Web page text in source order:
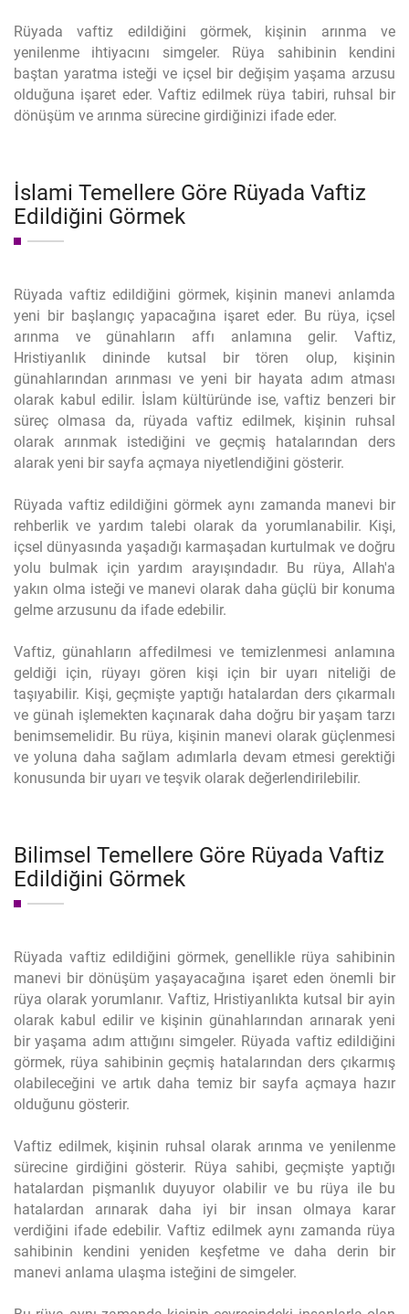
Rüyada vaftiz edildiğini görmek, kişinin arınma ve
yenilenme ihtiyacını simgeler. Rüya sahibinin kendini
baştan yaratma isteği ve içsel bir değişim yaşama arzusu
olduğuna işaret eder. Vaftiz edilmek rüya tabiri, ruhsal bir
dönüşüm ve arınma sürecine girdiğinizi ifade eder.
İslami Temellere Göre Rüyada Vaftiz
Edildiğini Görmek
Rüyada vaftiz edildiğini görmek, kişinin manevi anlamda
yeni bir başlangıç yapacağına işaret eder. Bu rüya, içsel
arınma ve günahların affı anlamına gelir. Vaftiz,
Hristiyanlık dininde kutsal bir tören olup, kişinin
günahlarından arınması ve yeni bir hayata adım atması
olarak kabul edilir. İslam kültüründe ise, vaftiz benzeri bir
süreç olmasa da, rüyada vaftiz edilmek, kişinin ruhsal
olarak arınmak istediğini ve geçmiş hatalarından ders
alarak yeni bir sayfa açmaya niyetlendiğini gösterir.
Rüyada vaftiz edildiğini görmek aynı zamanda manevi bir
rehberlik ve yardım talebi olarak da yorumlanabilir. Kişi,
içsel dünyasında yaşadığı karmaşadan kurtulmak ve doğru
yolu bulmak için yardım arayışındadır. Bu rüya, Allah'a
yakın olma isteği ve manevi olarak daha güçlü bir konuma
gelme arzusunu da ifade edebilir.
Vaftiz, günahların affedilmesi ve temizlenmesi anlamına
geldiği için, rüyayı gören kişi için bir uyarı niteliği de
taşıyabilir. Kişi, geçmişte yaptığı hatalardan ders çıkarmalı
ve günah işlemekten kaçınarak daha doğru bir yaşam tarzı
benimsemelidir. Bu rüya, kişinin manevi olarak güçlenmesi
ve yoluna daha sağlam adımlarla devam etmesi gerektiği
konusunda bir uyarı ve teşvik olarak değerlendirilebilir.
Bilimsel Temellere Göre Rüyada Vaftiz
Edildiğini Görmek
Rüyada vaftiz edildiğini görmek, genellikle rüya sahibinin
manevi bir dönüşüm yaşayacağına işaret eden önemli bir
rüya olarak yorumlanır. Vaftiz, Hristiyanlıkta kutsal bir ayin
olarak kabul edilir ve kişinin günahlarından arınarak yeni
bir yaşama adım attığını simgeler. Rüyada vaftiz edildiğini
görmek, rüya sahibinin geçmiş hatalarından ders çıkarmış
olabileceğini ve artık daha temiz bir sayfa açmaya hazır
olduğunu gösterir.
Vaftiz edilmek, kişinin ruhsal olarak arınma ve yenilenme
sürecine girdiğini gösterir. Rüya sahibi, geçmişte yaptığı
hatalardan pişmanlık duyuyor olabilir ve bu rüya ile bu
hatalardan arınarak daha iyi bir insan olmaya karar
verdiğini ifade edebilir. Vaftiz edilmek aynı zamanda rüya
sahibinin kendini yeniden keşfetme ve daha derin bir
manevi anlama ulaşma isteğini de simgeler.